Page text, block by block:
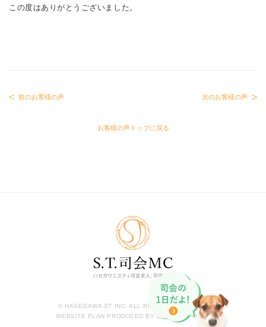
この度はありがとうございました。
前のお客様の声
お客様の声トップに戻る
次のお客様の声
© HASEGAWA ST INC. ALL RIGHTS RESERVED.
WEBSITE PLAN PRODUCED BY BIT,SEODESIGN.